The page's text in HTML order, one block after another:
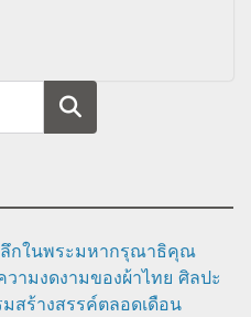
Search
กในพระมหากรุณาธิคุณ
ามงดงามของผ้าไทย ศิลปะ
สร้างสรรค์ตลอดเดือน